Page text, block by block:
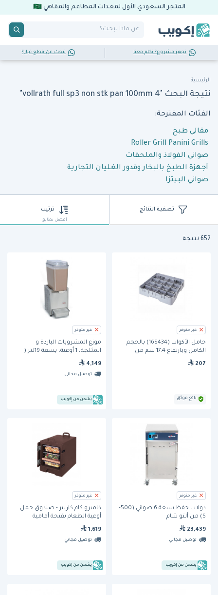
المتجر السعودي الأول لمعدات المطاعم والمقاهي
تجهز مشروع؟ تكلم معنا تبحث عن قطع غيار؟
الرئيسية
نتيجة البحث "vollrath full sp3 non stk pan 100mm 4"
الفئات المقترحة:
مقالي طبخ
Roller Grill Panini Grills
صواني الفولاذ والملحقات
أجهزة الطبخ بالبخار وقدور الغليان التجارية
صواني البيتزا
تصفية النتائج ترتيب
أفضل تطابق
652 نتيجة
غير متوفر
حامل الأكواب (16S434) بالحجم
الكامل وبارتفاع 17.4 سم من
كامبرو
207
بائع موثق
غير متوفر
موزع المشروبات الباردة و
المثلجة، 1 أوعية، بسعة 19لتر (
4,149
توصيل مجاني
يشحن من إكويب
غير متوفر
دولاب حفظ بسعة 6 صواني (500-
S) من ألتو شام
23,439
توصيل مجاني
يشحن من إكويب
غير متوفر
كامبرو كام كاريير - صندوق حمل
أوعية الطعام بفتحة أمامية
1,619
توصيل مجاني
يشحن من إكويب